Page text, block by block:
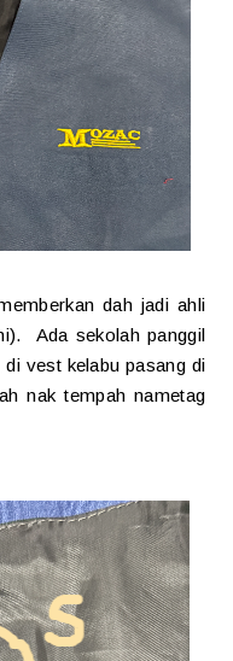
dah jadi ahli
Ada sekolah panggil
vest kelabu pasang di
nak tempah nametag